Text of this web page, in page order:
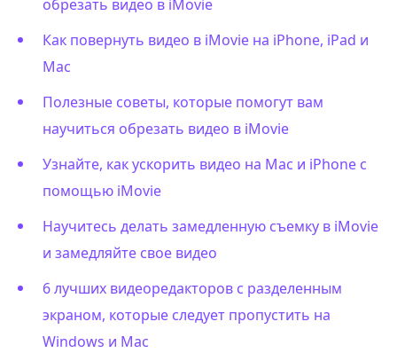
обрезать видео в iMovie
Как повернуть видео в iMovie на iPhone, iPad и
Mac
Полезные советы, которые помогут вам
научиться обрезать видео в iMovie
Узнайте, как ускорить видео на Mac и iPhone с
помощью iMovie
Научитесь делать замедленную съемку в iMovie
и замедляйте свое видео
6 лучших видеоредакторов с разделенным
экраном, которые следует пропустить на
Windows и Mac